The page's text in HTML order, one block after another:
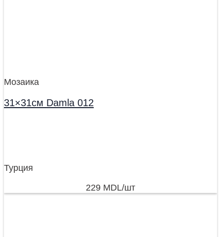
Мозаика
31×31см Damla 012
Турция
229 MDL/шт